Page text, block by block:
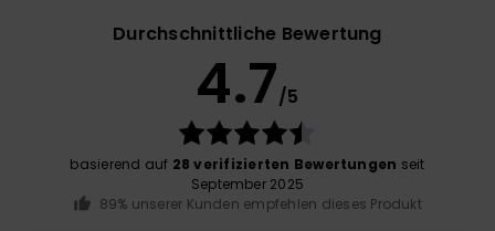
Durchschnittliche Bewertung
4.7/5
basierend auf 28 verifizierten Bewertungen seit
September 2025
89% unserer Kunden empfehlen dieses Produkt